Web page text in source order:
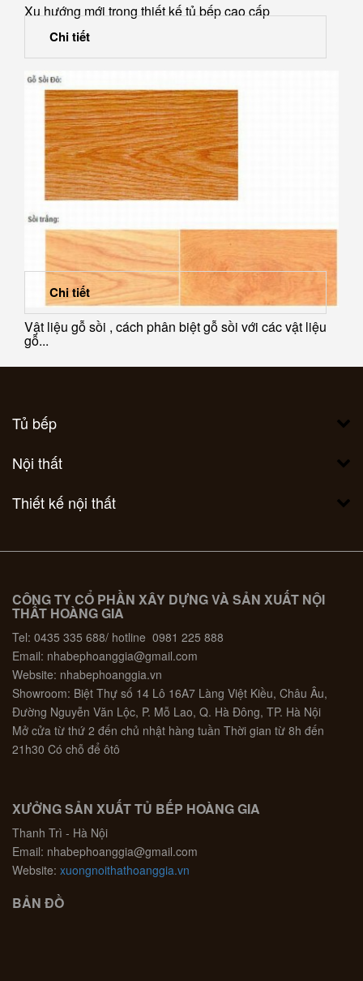
Xu hướng mới trong thiết kế tủ bếp cao cấp
Chi tiết
Vật liệu gỗ sồi , cách phân biệt gỗ sồi với các vật liệu
gỗ...
Chi tiết
Tủ bếp
Nội thất
Thiết kế nội thất
CÔNG TY CỔ PHẦN XÂY DỰNG VÀ SẢN XUẤT NỘI
THẤT HOÀNG GIA
Tel: 0435 335 688/ hotline 0981 225 888
Email: nhabephoanggia@gmail.com
Website: nhabephoanggia.vn
Showroom: Biệt Thự số 14 Lô 16A7 Làng Việt Kiều, Châu Âu,
Đường Nguyễn Văn Lộc, P. Mỗ Lao, Q. Hà Đông, TP. Hà Nội
Mở cửa từ thứ 2 đến chủ nhật hàng tuần Thời gian từ 8h đến
21h30 Có chỗ để ôtô
XƯỞNG SẢN XUẤT TỦ BẾP HOÀNG GIA
Thanh Trì - Hà Nội
Email: nhabephoanggia@gmail.com
Website: xuongnoithathoanggia.vn
BẢN ĐỒ